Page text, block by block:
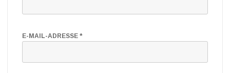
E-MAIL-ADRESSE *